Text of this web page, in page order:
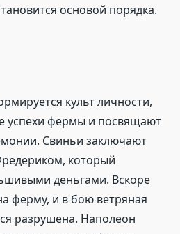
основой порядка.
культ личности,
успехи фермы и посвящают
Свиньи заключают
который
деньгами. Вскоре
ферму, и в бою ветряная
разрушена. Наполеон